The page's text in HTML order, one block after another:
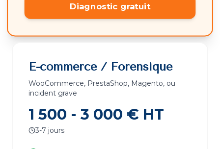
Diagnostic gratuit
E-commerce / Forensique
WooCommerce, PrestaShop, Magento, ou
incident grave
1 500 - 3 000 € HT
3-7 jours